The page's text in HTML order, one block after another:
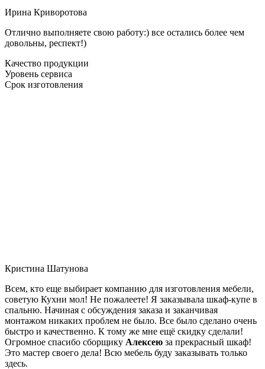
Ирина Криворотова
Отлично выполняете свою работу:) все остались более чем
довольны, респект!)
Качество продукции
Уровень сервиса
Срок изготовления
Кристина Шатунова
Всем, кто еще выбирает компанию для изготовления мебели,
советую Кухни мол! Не пожалеете! Я заказывала шкаф-купе в
спальню. Начиная с обсуждения заказа и заканчивая
монтажом никаких проблем не было. Все было сделано очень
быстро и качественно. К тому же мне ещё скидку сделали!
Огромное спасибо сборщику Алексею за прекрасный шкаф!
Это мастер своего дела! Всю мебель буду заказывать только
здесь.